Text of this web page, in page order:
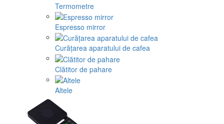
Termometre
Espresso mirror
Curățarea aparatului de cafea
Clătitor de pahare
Altele